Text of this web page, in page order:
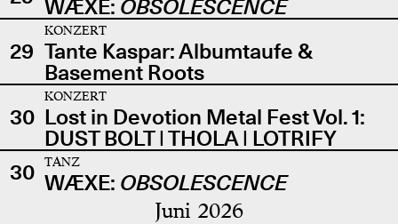
WÆXE: OBSOLESCENCE
29
KONZERT
Tante Kaspar: Albumtaufe &
Basement Roots
30
KONZERT
Lost in Devotion Metal Fest Vol. 1:
DUST BOLT | THOLA | LOTRIFY
30
TANZ
WÆXE: OBSOLESCENCE
Juni 2026